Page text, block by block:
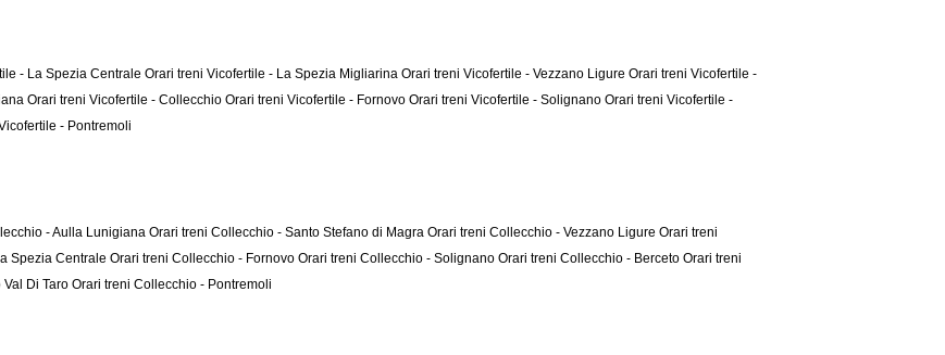
- La Spezia Centrale Orari treni Vicofertile - La Spezia Migliarina Orari treni Vicofertile - Vezzano Ligure Orari treni Vicofertile -
Orari treni Vicofertile - Collecchio Orari treni Vicofertile - Fornovo Orari treni Vicofertile - Solignano Orari treni Vicofertile -
- Pontremoli
- Aulla Lunigiana Orari treni Collecchio - Santo Stefano di Magra Orari treni Collecchio - Vezzano Ligure Orari treni
Spezia Centrale Orari treni Collecchio - Fornovo Orari treni Collecchio - Solignano Orari treni Collecchio - Berceto Orari treni
Di Taro Orari treni Collecchio - Pontremoli